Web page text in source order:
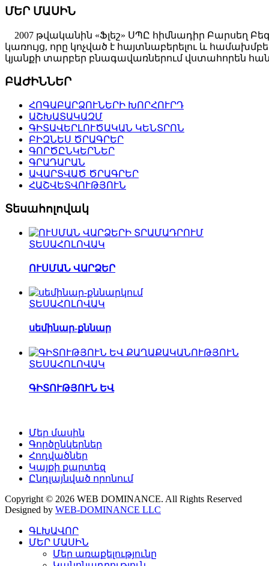
ՄԵՐ ՄԱՍԻՆ
2007 թվականին «Ֆլեշ» ՍՊԸ հիմնադիր Բարսեղ
կառույց, որը կոչված է հայտնաբերելու և
կյանքի տարբեր բնագավառներում վստահորեն
ԲԱԺԻՆՆԵՐ
ՀՈԳԱԲԱՐՁՈՒՆԵՐԻ ԽՈՐՀՈՒՐԴ
ԱՇԽԱՏԱԿԱԶՄ
ԳԻՏԱՎԵՐԼՈՒԾԱԿԱՆ ԿԵՆՏՐՈՆ
ԲԻԶՆԵՍ ԾՐԱԳՐԵՐ
ԳՈՐԾԸՆԿԵՐՆԵՐ
ԳՐԱԴԱՐԱՆ
ԱՎԱՐՏՎԱԾ ԾՐԱԳՐԵՐ
ՀԱՇՎԵՏՎՈՒԹՅՈՒՆ
Տեսահոլովակ
ՏԵՍԱՀՈԼՈՎԱԿ
ՈՒՍՄԱՆ ՎԱՐՁԵՐ
ՏԵՍԱՀՈԼՈՎԱԿ
սեմինար-քննար
ՏԵՍԱՀՈԼՈՎԱԿ
ԳԻՏՈՒԹՅՈՒՆ ԵՎ
Մեր մասին
Գործընկերներ
Հոդվածներ
Կայքի քարտեզ
Ընդլայնված որոնում
Copyright © 2026 WEB DOMINANCE. All Rights Reserved
Designed by WEB-DOMINANCE LLC
ԳԼԽԱՎՈՐ
ՄԵՐ ՄԱՍԻՆ
Մեր առաքելությունը